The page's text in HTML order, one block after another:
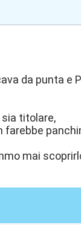
da punta
titolare,
farebbe
mai